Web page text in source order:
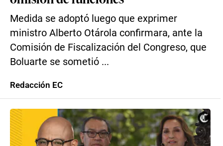
Medida se adoptó luego que exprimer
ministro Alberto Otárola confirmara, ante la
Comisión de Fiscalización del Congreso, que
Boluarte se sometió ...
Redacción EC